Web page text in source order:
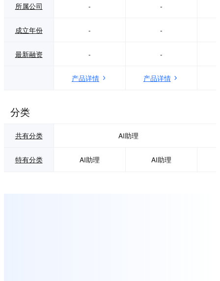
所属公司 - -
成立年份 - -
最新融资 - -
产品详情 产品详情
分类
共有分类 AI助理
特有分类 AI助理 AI助理